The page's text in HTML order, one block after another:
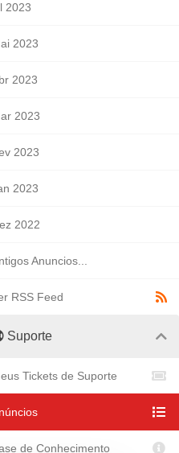
2023
2023
2023
2023
2023
2023
2022
Anuncios...
RSS Feed
Suporte
Tickets de Suporte
de Conhecimento